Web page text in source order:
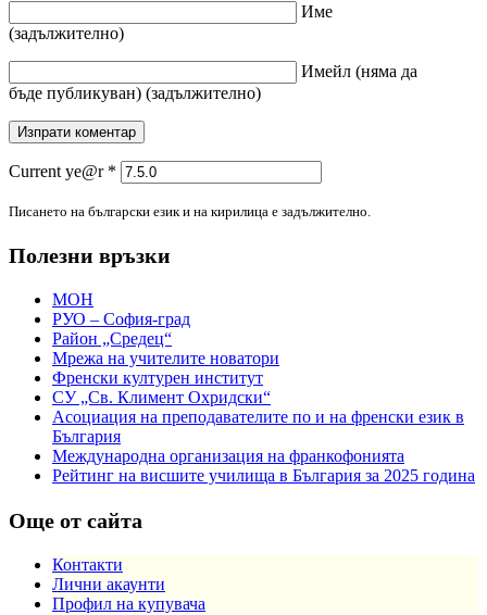
Име
(задължително)
Имейл (няма да
бъде публикуван) (задължително)
Current ye@r *
Писането на български език и на кирилица е задължително.
Полезни връзки
МОН
РУО – София-град
Район „Средец“
Мрежа на учителите новатори
Френски културен институт
СУ „Св. Климент Охридски“
Асоциация на преподавателите по и на френски език в
България
Международна организация на франкофонията
Рейтинг на висшите училища в България за 2025 година
Още от сайта
Контакти
Лични акаунти
Профил на купувача